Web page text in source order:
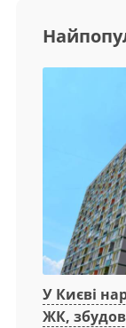
У Києві
ЖК,